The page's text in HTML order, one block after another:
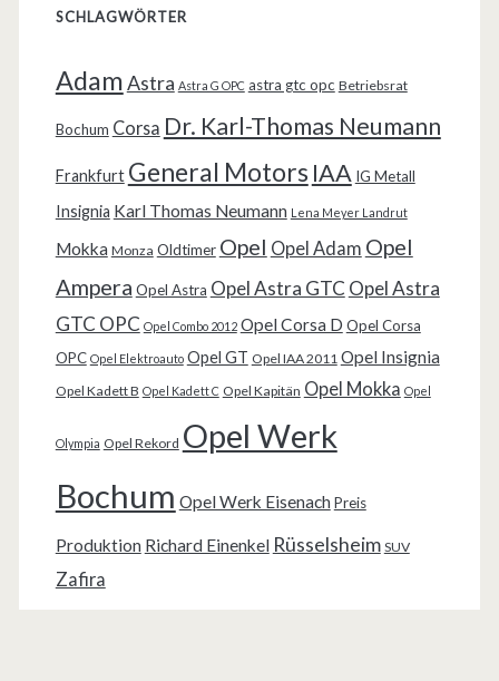
SCHLAGWÖRTER
AdamAstra Astra G OPC astra gtc opc Betriebsrat
Bochum Corsa Dr. Karl-Thomas Neumann
Frankfurt General Motors IAA IG Metall
Insignia Karl Thomas Neumann Lena Meyer Landrut
Mokka Monza Oldtimer Opel Opel Adam Opel
Ampera Opel Astra Opel Astra GTC Opel Astra
GTC OPC Opel Combo 2012 Opel Corsa D Opel Corsa
OPC Opel Elektroauto Opel GT Opel IAA 2011 Opel Insignia
Opel Kadett B Opel Kadett C Opel Kapitän Opel Mokka Opel
Olympia Opel Rekord Opel Werk
Bochum Opel Werk Eisenach Preis
Produktion Richard Einenkel Rüsselsheim SUV
Zafira